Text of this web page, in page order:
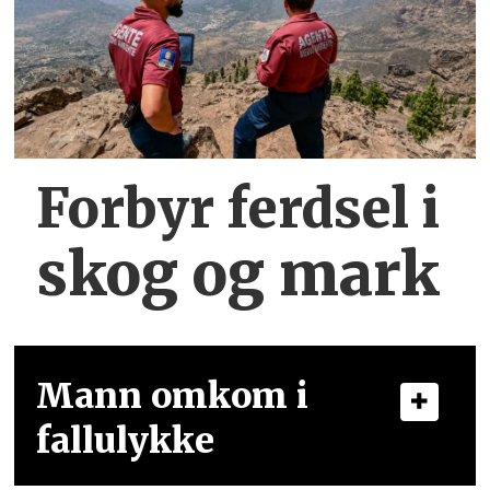
Forbyr ferdsel i
skog og mark
Mann omkom i
fallulykke